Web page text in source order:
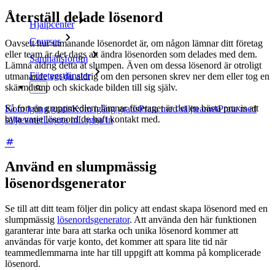
Hjälpcenter
Courses
Samhällsforum
Företagstjänster
Kom igång gratisKom igång gratisPrata med säljteametPrata med
säljteametLogga inLogga in
Återställ delade lösenord
Oavsett hur utmanande lösenordet är, om någon lämnar ditt företag
eller team är det dags att ändra lösenorden som delades med dem.
Lämna aldrig detta åt slumpen. Även om dessa lösenord är otroligt
utmanande vet du aldrig om den personen skrev ner dem eller tog en
skärmdump och skickade bilden till sig själv.
Så fort en gruppmedlem lämnar företaget är det en bästa praxis att
byta varje lösenord de haft kontakt med.
Använd en slumpmässig
lösenordsgenerator
Se till att ditt team följer din policy att endast skapa lösenord med en
slumpmässig lösenordsgenerator. Att använda den här funktionen
garanterar inte bara att starka och unika lösenord kommer att
användas för varje konto, det kommer att spara lite tid när
teammedlemmarna inte har till uppgift att komma på komplicerade
lösenord.